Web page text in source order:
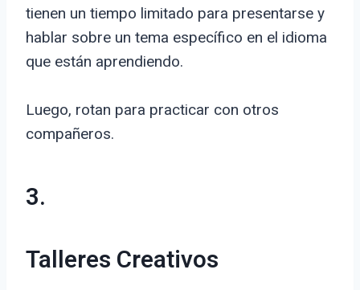
tienen un tiempo limitado para presentarse y
hablar sobre un tema específico en el idioma
que están aprendiendo.
Luego, rotan para practicar con otros
compañeros.
3.
Talleres Creativos